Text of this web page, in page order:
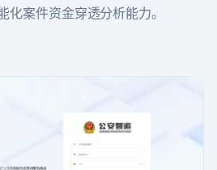
化案件资金穿透分析能力。